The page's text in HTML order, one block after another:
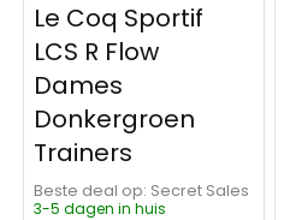
Le Coq Sportif
LCS R Flow
Dames
Donkergroen
Trainers
Beste deal op:
Secret Sales
3-5 dagen in huis